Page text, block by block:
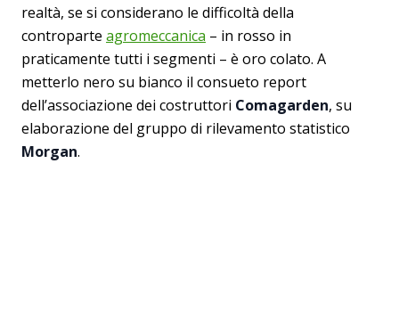
realtà, se si considerano le difficoltà della
controparte agromeccanica – in rosso in
praticamente tutti i segmenti – è oro colato. A
metterlo nero su bianco il consueto report
dell’associazione dei costruttori Comagarden, su
elaborazione del gruppo di rilevamento statistico
Morgan.